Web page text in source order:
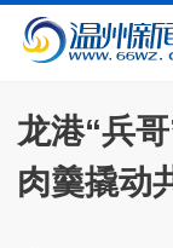
龙港“兵
肉羹撬动